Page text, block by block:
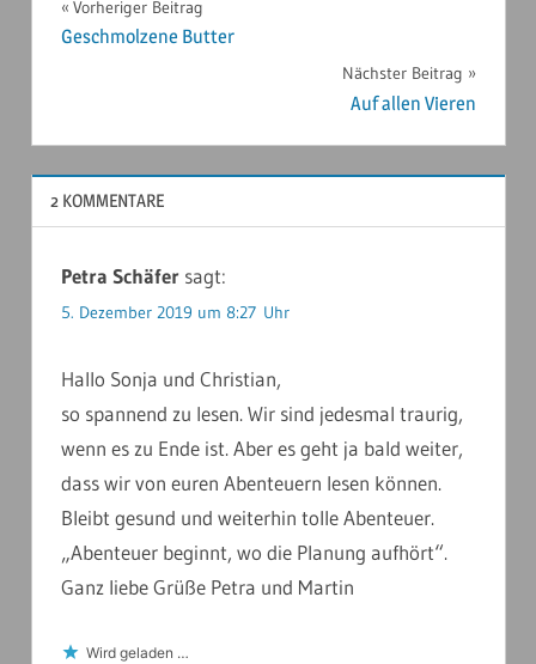
2019
Beitragsnavigation
Vorheriger Beitrag
Geschmolzene Butter
Nächster Beitrag
Auf allen Vieren
2 KOMMENTARE
Petra Schäfer sagt:
5. Dezember 2019 um 8:27 Uhr
Hallo Sonja und Christian,
so spannend zu lesen. Wir sind jedesmal traurig,
wenn es zu Ende ist. Aber es geht ja bald weiter,
dass wir von euren Abenteuern lesen können.
Bleibt gesund und weiterhin tolle Abenteuer.
„Abenteuer beginnt, wo die Planung aufhört“.
Ganz liebe Grüße Petra und Martin
Wird geladen …